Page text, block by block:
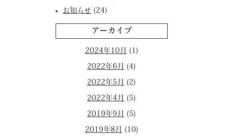
お知らせ (24)
アーカイブ
2024年10月 (1)
2022年6月 (4)
2022年5月 (2)
2022年4月 (5)
2019年9月 (5)
2019年8月 (10)